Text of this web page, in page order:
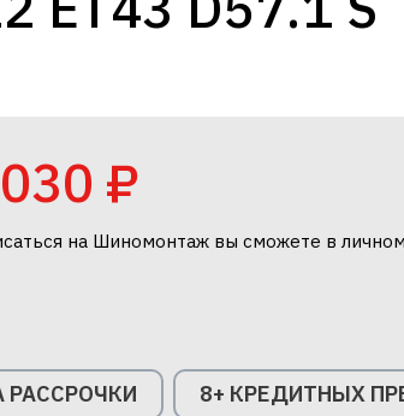
₽
на Шиномонтаж вы сможете в
РАССРОЧКИ 8+ КРЕДИТНЫХ